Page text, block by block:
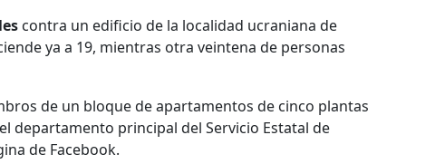
contra un edificio de la localidad ucraniana de
ya a 19, mientras otra veintena de personas
de un bloque de apartamentos de cinco plantas
departamento principal del Servicio Estatal de
de Facebook.